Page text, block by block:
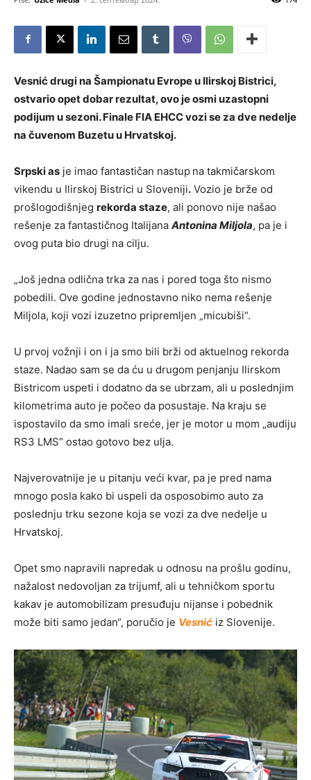
Vesnić drugi na Šampionatu Evrope u Ilirskoj Bistrici,
ostvario opet dobar rezultat, ovo je osmi uzastopni
podijum u sezoni. Finale FIA EHCC vozi se za dve nedelje
na čuvenom Buzetu u Hrvatskoj.
Srpski as je imao fantastičan nastup na takmičarskom
vikendu u Ilirskoj Bistrici u Sloveniji. Vozio je brže od
prošlogodišnjeg rekorda staze, ali ponovo nije našao
rešenje za fantastičnog Italijana Antonina Miljola, pa je i
ovog puta bio drugi na cilju.
„Još jedna odlična trka za nas i pored toga što nismo
pobedili. Ove godine jednostavno niko nema rešenje
Miljola, koji vozi izuzetno pripremljen „micubiši“.
U prvoj vožnji i on i ja smo bili brži od aktuelnog rekorda
staze. Nadao sam se da ću u drugom penjanju Ilirskom
Bistricom uspeti i dodatno da se ubrzam, ali u poslednjim
kilometrima auto je počeo da posustaje. Na kraju se
ispostavilo da smo imali sreće, jer je motor u mom „audiju
RS3 LMS“ ostao gotovo bez ulja.
Najverovatnije je u pitanju veći kvar, pa je pred nama
mnogo posla kako bi uspeli da osposobimo auto za
poslednju trku sezone koja se vozi za dve nedelje u
Hrvatskoj.
Opet smo napravili napredak u odnosu na prošlu godinu,
nažalost nedovoljan za trijumf, ali u tehničkom sportu
kakav je automobilizam presuđuju nijanse i pobednik
može biti samo jedan“, poručio je Vesnić iz Slovenije.